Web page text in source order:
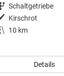
Getriebe Schaltgetriebe
Außenfarbe Kirschrot
Kilometerstand
10 km
Details